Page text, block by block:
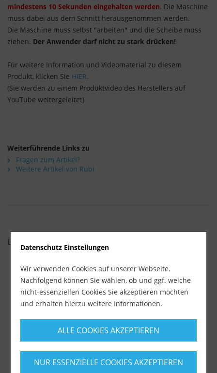
mindestens 10 Sekunden eingehalten werden. Die Maschine
muss dabei aus dem Schnitt herausgenommen werden.
Die Maschine muss selbst "arbeiten" und die Scheibe muss
ziehen. Der Anwender darf nicht zu stark drücken!
Für weitere Information und Videomaterial zu diesem
Produkt, klicken Sie HIER.
(Sie werden zu einem Produktvideo des Herstellers auf
YouTube weitergeleitet)
Weiterführende Links zu
Fragen zum Artikel?
Weitere Artikel von Rubi
UNSERE EMPFEHLUNGEN
Datenschutz Einstellungen
Wir verwenden Cookies auf unserer Webseite.
Nachfolgend können Sie wählen, ob und ggf. welche
nicht-essenziellen Cookies Sie akzeptieren möchten
und erhalten hierzu weitere Informationen.
ALLE COOKIES AKZEPTIEREN
NUR ESSENZIELLE COOKIES AKZEPTIEREN